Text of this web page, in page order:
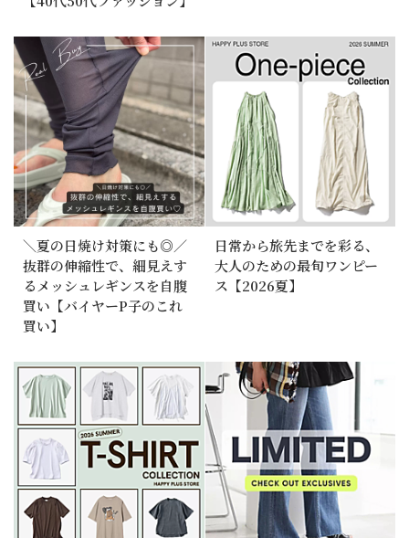
＼夏の日焼け対策にも◎／
抜群の伸縮性で、細見えす
るメッシュレギンスを自腹
買い【バイヤーP子のこれ
買い】
日常から旅先までを彩る、
大人のための最旬ワンピー
ス【2026夏】